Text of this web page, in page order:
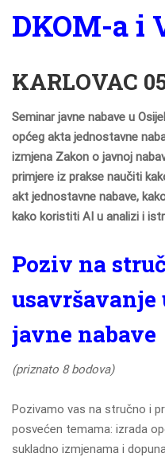
DKOM-a i
KARLOVAC
Seminar javne nabave u
općeg akta jednostavne
izmjena Zakon o javnoj
primjere iz prakse naučiti
akt jednostavne nabave,
kako koristiti AI u analizi i
Poziv na
usavršavanje
javne nabave
(priznato 8 bodova)
Pozivamo vas na stručno i
posvećen temama: izrada
sukladno izmjenama i